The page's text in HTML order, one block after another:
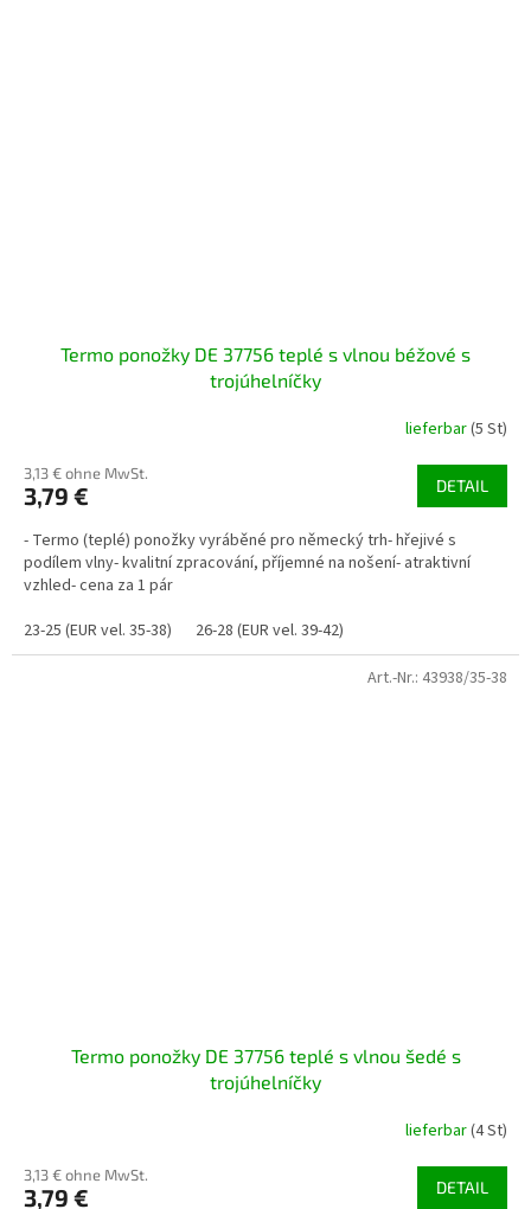
Termo ponožky DE 37756 teplé s vlnou béžové s
trojúhelníčky
lieferbar(5 St)
3,13 € ohne MwSt.
3,79 € DETAIL
- Termo (teplé) ponožky vyráběné pro německý trh- hřejivé s
podílem vlny- kvalitní zpracování, příjemné na nošení- atraktivní
vzhled- cena za 1 pár
23-25 (EUR vel. 35-38)
26-28 (EUR vel. 39-42)
Termo ponožky DE 37756 teplé s vlnou šedé s
trojúhelníčky
lieferbar(4 St)
3,13 € ohne MwSt.
3,79 € DETAIL
Art.-Nr.: 43938/35-38